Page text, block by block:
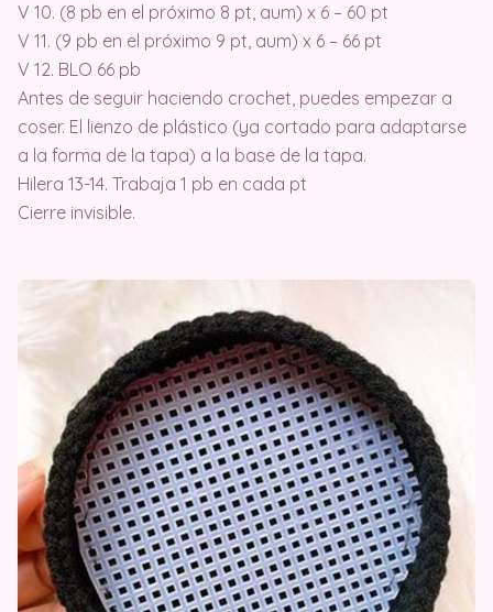
V 10. (8 pb en el próximo 8 pt, aum) x 6 – 60 pt
V 11. (9 pb en el próximo 9 pt, aum) x 6 – 66 pt
V 12. BLO 66 pb
Antes de seguir haciendo crochet, puedes empezar a
coser. El lienzo de plástico (ya cortado para adaptarse
a la forma de la tapa) a la base de la tapa.
Hilera 13-14. Trabaja 1 pb en cada pt
Cierre invisible.